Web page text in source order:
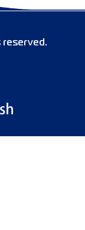
reserved.